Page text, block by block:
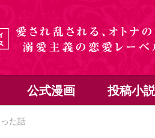
公式漫画 投稿小説
た話